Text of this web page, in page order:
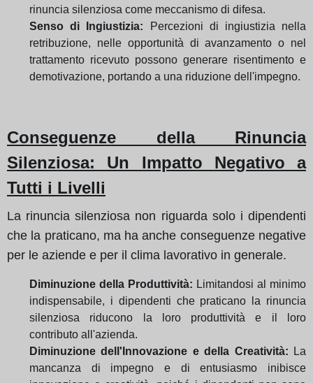
rinuncia silenziosa come meccanismo di difesa.
Senso di Ingiustizia: Percezioni di ingiustizia nella
retribuzione, nelle opportunità di avanzamento o nel
trattamento ricevuto possono generare risentimento e
demotivazione, portando a una riduzione dell'impegno.
Conseguenze della Rinuncia
Silenziosa: Un Impatto Negativo a
Tutti i Livelli
La rinuncia silenziosa non riguarda solo i dipendenti
che la praticano, ma ha anche conseguenze negative
per le aziende e per il clima lavorativo in generale.
Diminuzione della Produttività: Limitandosi al minimo
indispensabile, i dipendenti che praticano la rinuncia
silenziosa riducono la loro produttività e il loro
contributo all'azienda.
Diminuzione dell'Innovazione e della Creatività: La
mancanza di impegno e di entusiasmo inibisce